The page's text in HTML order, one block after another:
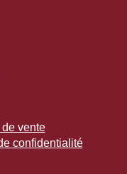
vente
confidentialité